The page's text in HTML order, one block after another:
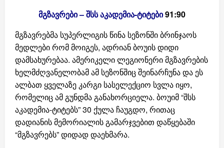
მგზავრები – შსს აკადემია-ტიტები91:90
მგზავრებმა სუპერლიგის წინა სეზონში ბრინჯაოს
მედლები რომ მოიგეს, ადრიან ბოუის დიდი
დამსახურებაა. ამერიკელი ლეგიონერი მგზავრების
ხელმძღვანელობამ ამ სეზონშიც შეინარჩუნა და ეს
ალბათ ყველაზე კარგი სასელექციო სვლა იყო,
რომელიც ამ გუნდმა განახორციელა. ბოუიმ “შსს
აკადემია-ტიტებს” 30 ქულა ჩაუგდო, რითაც
დადიანის მემორიალის გამარჯვებით დაწყებაში
“მგზავრებს” დიდად დაეხმარა.